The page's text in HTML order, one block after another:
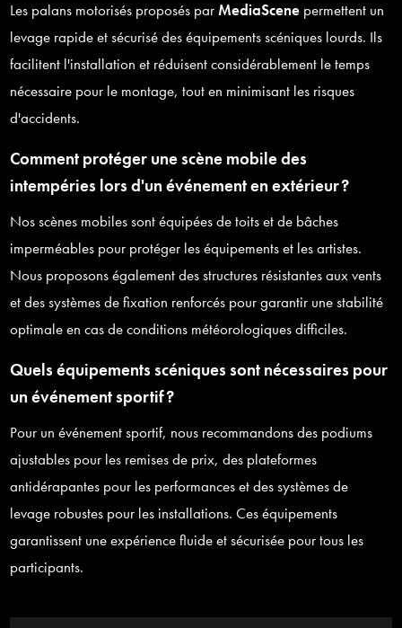
Les palans motorisés proposés parMediaScene permettent un
levage rapide et sécurisé des équipements scéniques lourds. Ils
facilitent l'installation et réduisent considérablement le temps
nécessaire pour le montage, tout en minimisant les risques
d'accidents.
Comment protéger une scène mobile des
intempéries lors d'un événement en extérieur ?
Nos scènes mobiles sont équipées de toits et de bâches
imperméables pour protéger les équipements et les artistes.
Nous proposons également des structures résistantes aux vents
et des systèmes de fixation renforcés pour garantir une stabilité
optimale en cas de conditions météorologiques difficiles.
Quels équipements scéniques sont nécessaires pour
un événement sportif ?
Pour un événement sportif, nous recommandons des podiums
ajustables pour les remises de prix, des plateformes
antidérapantes pour les performances et des systèmes de
levage robustes pour les installations. Ces équipements
garantissent une expérience fluide et sécurisée pour tous les
participants.